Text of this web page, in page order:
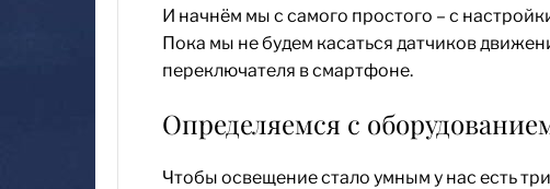
И начнём мы с самого простого – с
Пока мы не будем касаться датчиков
переключателя в смартфоне.
Определяемся с
Чтобы освещение стало умным у нас есть